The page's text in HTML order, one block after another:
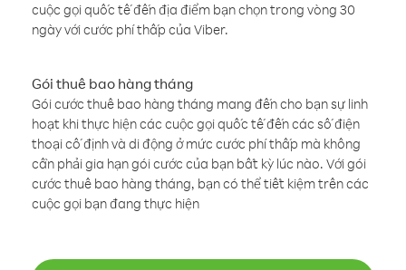
cuộc gọi quốc tế đến địa điểm bạn chọn trong vòng 30
ngày với cước phí thấp của Viber.
Gói thuê bao hàng tháng
Gói cước thuê bao hàng tháng mang đến cho bạn sự linh
hoạt khi thực hiện các cuộc gọi quốc tế đến các số điện
thoại cố định và di động ở mức cước phí thấp mà không
cần phải gia hạn gói cước của bạn bất kỳ lúc nào. Với gói
cước thuê bao hàng tháng, bạn có thể tiết kiệm trên các
cuộc gọi bạn đang thực hiện